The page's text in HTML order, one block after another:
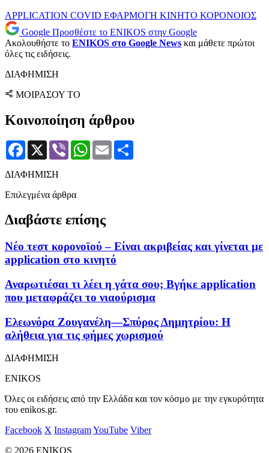
APPLICATION COVID ΕΦΑΡΜΟΓΗ ΚΙΝΗΤΟ ΚΟΡΟΝΟΙΟΣ
Google Προσθέστε το ENIKOS στην Google
Ακολουθήστε το ENIKOS στο Google News και μάθετε πρώτοι
όλες τις ειδήσεις.
ΔΙΑΦΗΜΙΣΗ
ΜΟΙΡΑΣΟΥ ΤΟ
Κοινοποίηση άρθρου
Facebook
X Viber WhatsApp
Email
ΔΙΑΦΗΜΙΣΗ
Επιλεγμένα άρθρα
Διαβάστε επίσης
Νέο τεστ κορονοϊού – Είναι ακριβείας και γίνεται με
application στο κινητό
Αναρωτιέσαι τι λέει η γάτα σου; Βγήκε application
που μεταφράζει το νιαούρισμα
Ελεωνόρα Ζουγανέλη—Σπύρος Δημητρίου: Η
αλήθεια για τις φήμες χωρισμού
ΔΙΑΦΗΜΙΣΗ
ENIKOS
Όλες οι ειδήσεις από την Ελλάδα και τον κόσμο με την εγκυρότητα
του enikos.gr.
Facebook X InstagramYouTube Viber
© 2026 ENIKOS